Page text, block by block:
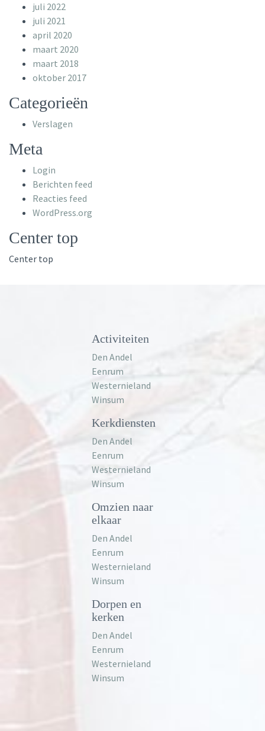
juli 2022
juli 2021
april 2020
maart 2020
maart 2018
oktober 2017
Categorieën
Verslagen
Meta
Login
Berichten feed
Reacties feed
WordPress.org
Center top
Center top
Activiteiten
Den Andel
Eenrum
Westernieland
Winsum
Kerkdiensten
Den Andel
Eenrum
Westernieland
Winsum
Omzien naar
elkaar
Den Andel
Eenrum
Westernieland
Winsum
Dorpen en
kerken
Den Andel
Eenrum
Westernieland
Winsum